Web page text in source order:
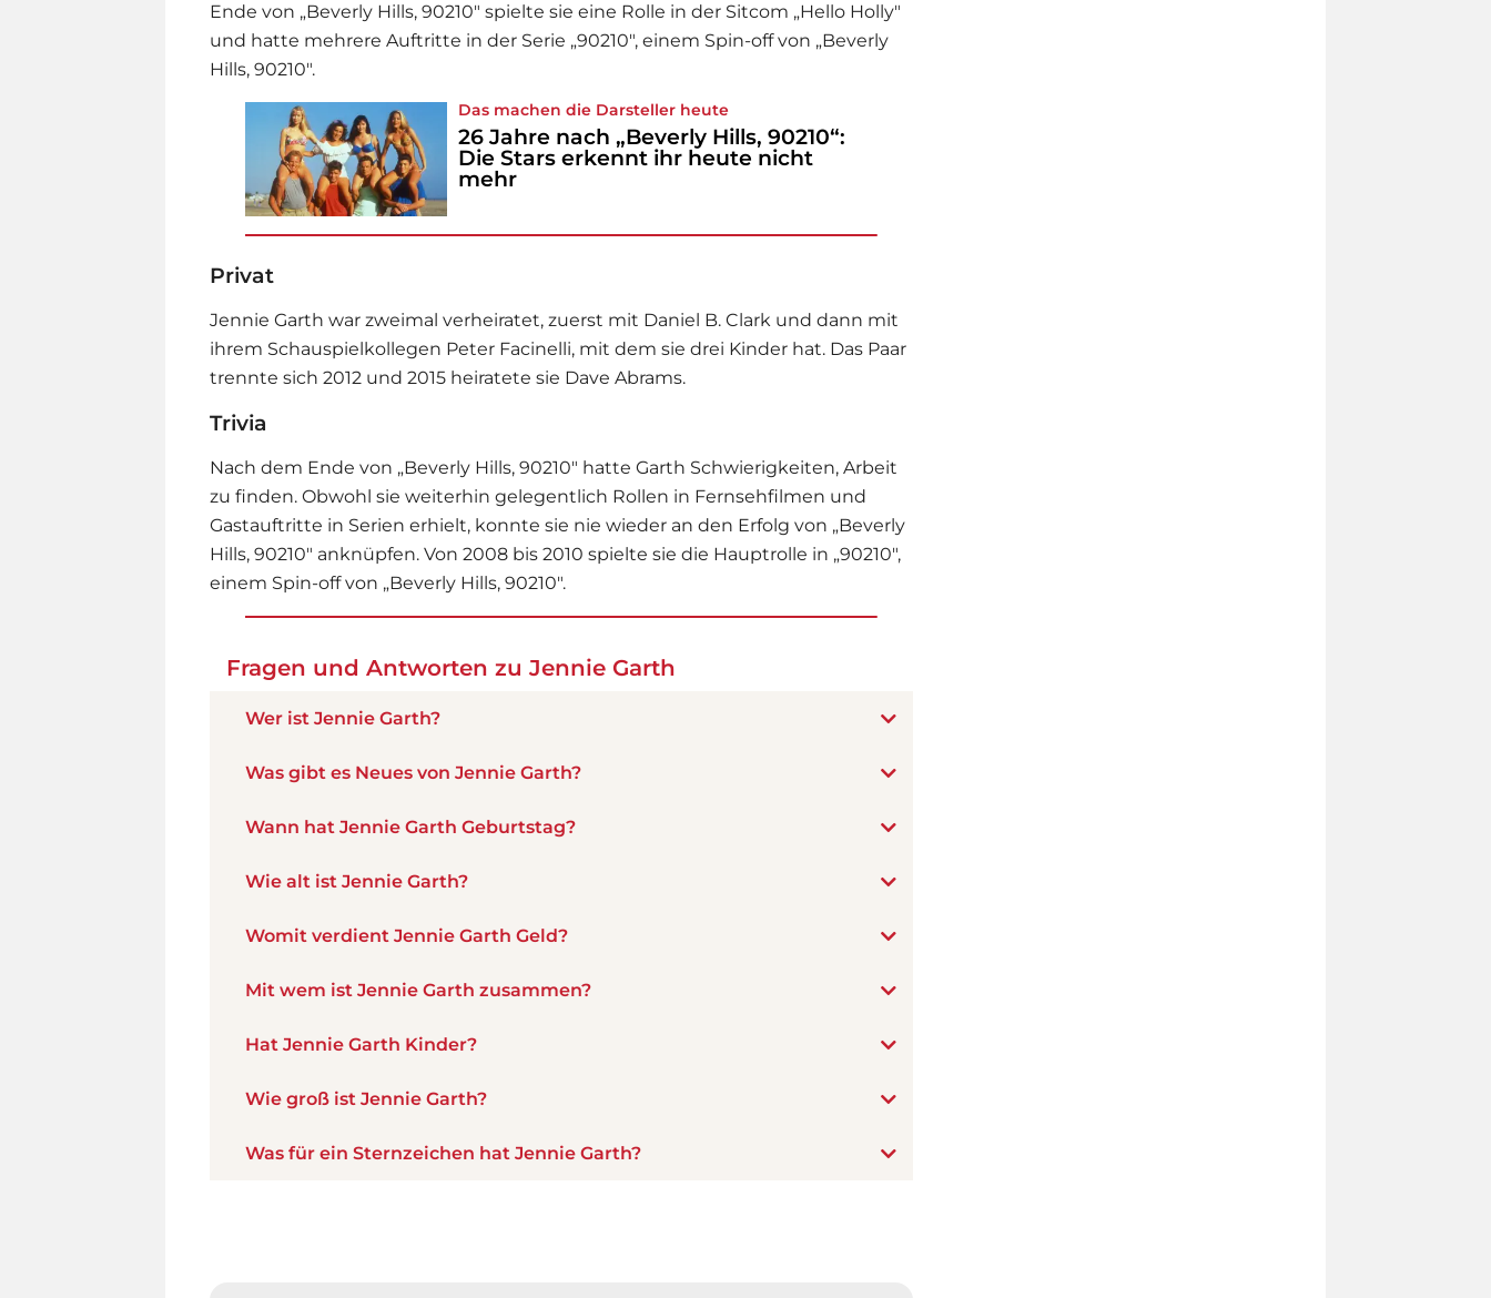
Ende von „Beverly Hills, 90210" spielte sie eine Rolle in der Sitcom „Hello Holly"
und hatte mehrere Auftritte in der Serie „90210", einem Spin-off von „Beverly
Hills, 90210".
Das machen die Darsteller heute
26 Jahre nach „Beverly Hills, 90210“:
Die Stars erkennt ihr heute nicht
mehr
Privat
Jennie Garth war zweimal verheiratet, zuerst mit Daniel B. Clark und dann mit
ihrem Schauspielkollegen Peter Facinelli, mit dem sie drei Kinder hat. Das Paar
trennte sich 2012 und 2015 heiratete sie Dave Abrams.
Trivia
Nach dem Ende von „Beverly Hills, 90210" hatte Garth Schwierigkeiten, Arbeit
zu finden. Obwohl sie weiterhin gelegentlich Rollen in Fernsehfilmen und
Gastauftritte in Serien erhielt, konnte sie nie wieder an den Erfolg von „Beverly
Hills, 90210" anknüpfen. Von 2008 bis 2010 spielte sie die Hauptrolle in „90210",
einem Spin-off von „Beverly Hills, 90210".
Fragen und Antworten zu Jennie Garth
Wer ist Jennie Garth?
Was gibt es Neues von Jennie Garth?
Wann hat Jennie Garth Geburtstag?
Wie alt ist Jennie Garth?
Womit verdient Jennie Garth Geld?
Mit wem ist Jennie Garth zusammen?
Hat Jennie Garth Kinder?
Wie groß ist Jennie Garth?
Was für ein Sternzeichen hat Jennie Garth?